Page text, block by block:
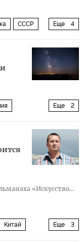
Еще 4
СССР
Еще 2
«Ис­кусс­тво
Еще 3
Китай